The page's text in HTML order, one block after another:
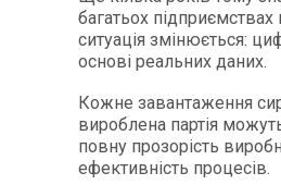
багатьох
ситуація змінюється:
основі реальних даних.
Кожне завантаження
вироблена партія
повну прозорість
ефективність процесів.